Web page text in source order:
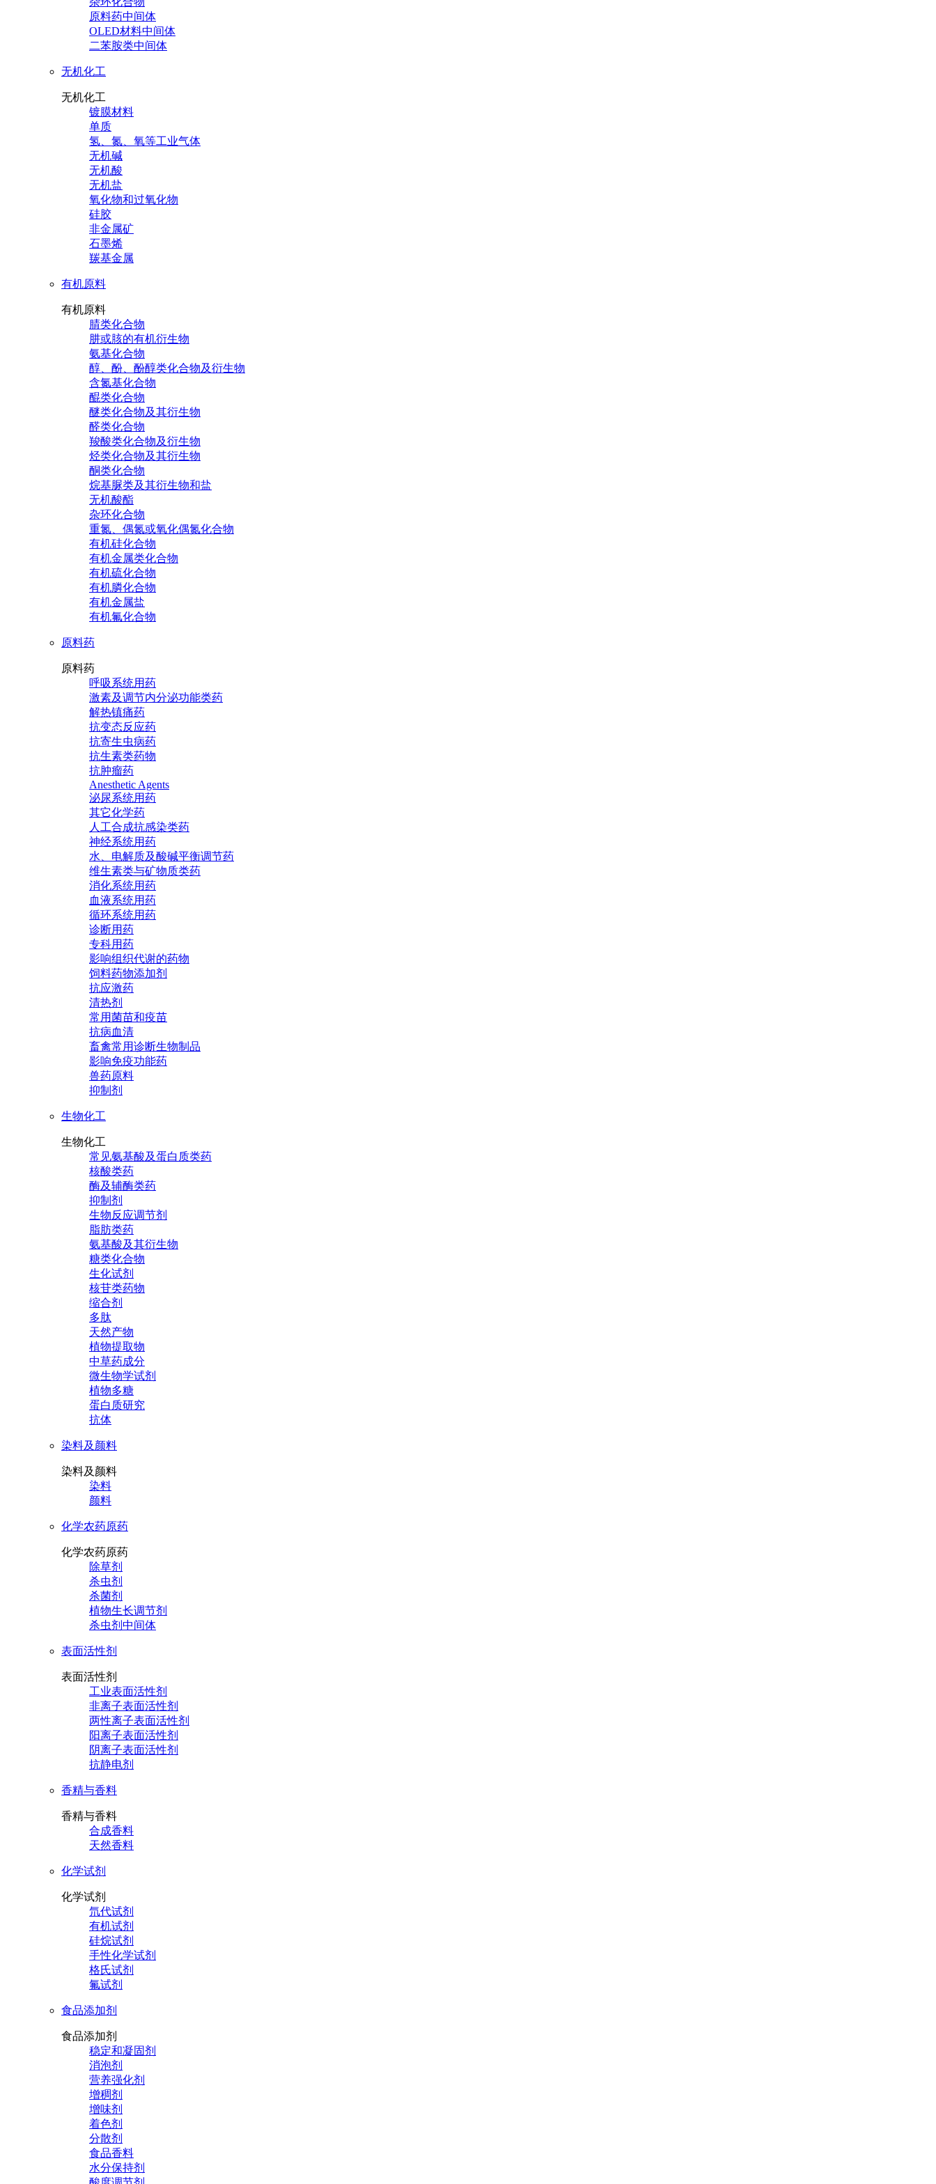
原料药中间体
OLED材料中间体
二苯胺类中间体
无机化工
无机化工
镀膜材料
单质
氢、氮、氧等工业气体
无机碱
无机酸
无机盐
氧化物和过氧化物
硅胶
非金属矿
石墨烯
羰基金属
有机原料
有机原料
腈类化合物
肼或胲的有机衍生物
氨基化合物
醇、酚、酚醇类化合物及衍生物
含氮基化合物
醌类化合物
醚类化合物及其衍生物
醛类化合物
羧酸类化合物及衍生物
烃类化合物及其衍生物
酮类化合物
烷基脲类及其衍生物和盐
无机酸酯
杂环化合物
重氮、偶氮或氧化偶氮化合物
有机硅化合物
有机金属类化合物
有机硫化合物
有机膦化合物
有机金属盐
有机氟化合物
原料药
原料药
呼吸系统用药
激素及调节内分泌功能类药
解热镇痛药
抗变态反应药
抗寄生虫病药
抗生素类药物
抗肿瘤药
Anesthetic Agents
泌尿系统用药
其它化学药
人工合成抗感染类药
神经系统用药
水、电解质及酸碱平衡调节药
维生素类与矿物质类药
消化系统用药
血液系统用药
循环系统用药
诊断用药
专科用药
影响组织代谢的药物
饲料药物添加剂
抗应激药
清热剂
常用菌苗和疫苗
抗病血清
畜禽常用诊断生物制品
影响免疫功能药
兽药原料
抑制剂
生物化工
生物化工
常见氨基酸及蛋白质类药
核酸类药
酶及辅酶类药
抑制剂
生物反应调节剂
脂肪类药
氨基酸及其衍生物
糖类化合物
生化试剂
核苷类药物
缩合剂
多肽
天然产物
植物提取物
中草药成分
微生物学试剂
植物多糖
蛋白质研究
抗体
染料及颜料
染料及颜料
染料
颜料
化学农药原药
化学农药原药
除草剂
杀虫剂
杀菌剂
植物生长调节剂
杀虫剂中间体
表面活性剂
表面活性剂
工业表面活性剂
非离子表面活性剂
两性离子表面活性剂
阳离子表面活性剂
阴离子表面活性剂
抗静电剂
香精与香料
香精与香料
合成香料
天然香料
化学试剂
化学试剂
氘代试剂
有机试剂
硅烷试剂
手性化学试剂
格氏试剂
氟试剂
食品添加剂
食品添加剂
稳定和凝固剂
消泡剂
营养强化剂
增稠剂
增味剂
着色剂
分散剂
食品香料
水分保持剂